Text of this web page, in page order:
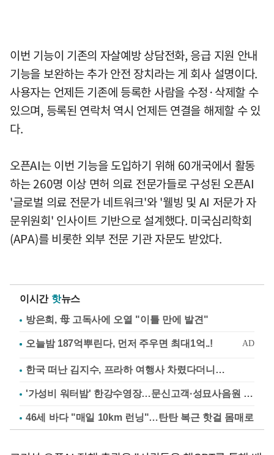
이번 기능이 기존의 자살예방 상담전화, 응급 지원 안내
기능을 보완하는 추가 안전 장치라는 게 회사 설명이다.
사용자는 언제든 기존에 등록한 사람을 수정·삭제할 수
있으며, 등록된 연락처 역시 언제든 연결을 해제할 수 있
다.
오픈AI는 이번 기능을 도입하기 위해 60개국에서 활동
하는 260명 이상 면허 의료 전문가들로 구성된 오픈AI
'글로벌 의료 전문가 네트워크'와 '웰빙 및 AI 저문가 자
문위원회' 인사이트 기반으로 설계했다. 미국심리학회
(APA)를 비롯한 외부 전문 기관 자문도 받았다.
이시간 핫뉴스
방은희, 母 고독사에 오열 "이틀 만에 발견"
한국 떠난 김지수, 프라하 여행사 차렸다더니…
'가성비 워터밤' 한강수영장…문신고객·성묘사음원 민원
46세 바다 "매일 10km 런닝"…탄탄 복근 핫걸 몸매로